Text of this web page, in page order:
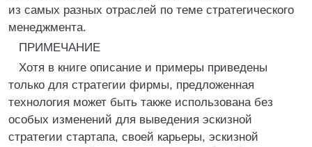
из самых разных отраслей по теме стратегического
менеджмента.
ПРИМЕЧАНИЕ
Хотя в книге описание и примеры приведены
только для стратегии фирмы, предложенная
технология может быть также использована без
особых изменений для выведения эскизной
стратегии стартапа, своей карьеры, эскизной